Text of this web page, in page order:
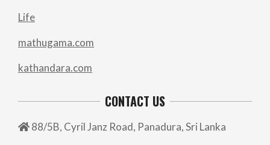
Life
mathugama.com
kathandara.com
CONTACT US
88/5B, Cyril Janz Road, Panadura, Sri Lanka